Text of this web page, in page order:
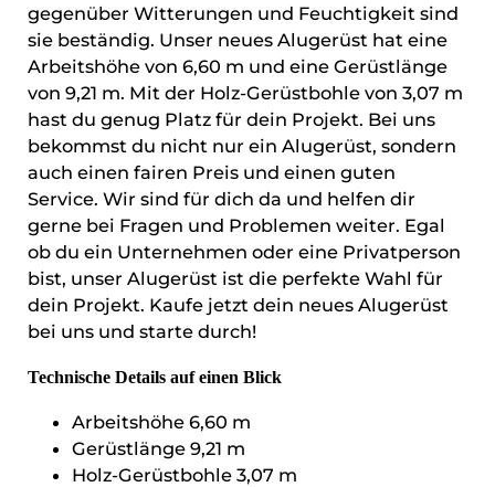
gegenüber Witterungen und Feuchtigkeit sind
sie beständig. Unser neues Alugerüst hat eine
Arbeitshöhe von 6,60 m und eine Gerüstlänge
von 9,21 m. Mit der Holz-Gerüstbohle von 3,07 m
hast du genug Platz für dein Projekt. Bei uns
bekommst du nicht nur ein Alugerüst, sondern
auch einen fairen Preis und einen guten
Service. Wir sind für dich da und helfen dir
gerne bei Fragen und Problemen weiter. Egal
ob du ein Unternehmen oder eine Privatperson
bist, unser Alugerüst ist die perfekte Wahl für
dein Projekt. Kaufe jetzt dein neues Alugerüst
bei uns und starte durch!
Technische Details auf einen Blick
Arbeitshöhe 6,60 m
Gerüstlänge 9,21 m
Holz-Gerüstbohle 3,07 m